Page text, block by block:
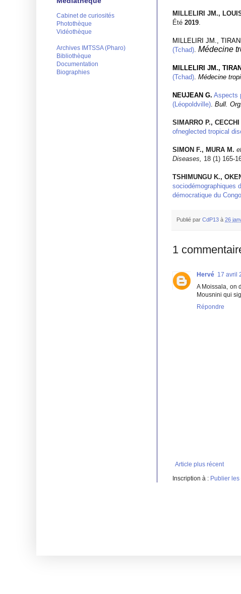
MILLELIRI JM.,
Été 2019
MILLELIRI JM.,
(Tchad) Médecine
MILLELIRI JM.,
(Tchad) Médecine
NEUJEAN G. Aspects
(Léopoldville) Bull.
SIMARRO P., CECCHI
ofneglected tropical
SIMON F., MURA M.
Diseases, 18 (1) 165-
TSHIMUNGU K.,
sociodémographiques
démocratique du Congo
Publié par CdP13 à 26
1
Hervé 17 avril
A Moissala, on
Mousnini qui
Répondre
Article plus récent
Inscription à : Publier
Cabinet de curiosités
Photothèque
Vidéothèque
Archives IMTSSA (Pharo)
Bibliothèque
Documentation
Biographies